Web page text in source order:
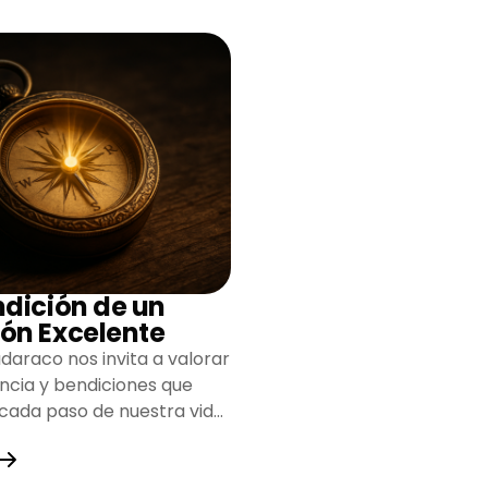
de un
Excelente
nos invita a valorar
y bendiciones que
paso de nuestra vida,